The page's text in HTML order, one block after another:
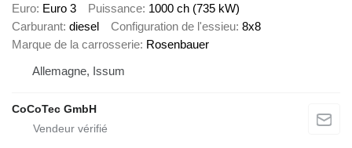
Euro Euro 3 Puissance 1000 ch (735 kW)
Carburant diesel Configuration de l'essieu 8x8
Marque de la carrosserie Rosenbauer
Allemagne, Issum
CoCoTec GmbH